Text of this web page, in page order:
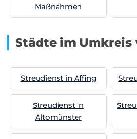
Maßnahmen
Städte im Umkreis
Streudienst in Affing
Streudienst in
Altomünster